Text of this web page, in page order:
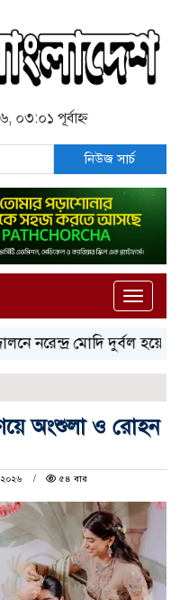
০৩:০১ পূর্বাহ্ন
নিউজ সার্চ
Toggle
মোদি দুর্বল হয়েছেন:
অংশুলা ও রোহন
৫৪ বার